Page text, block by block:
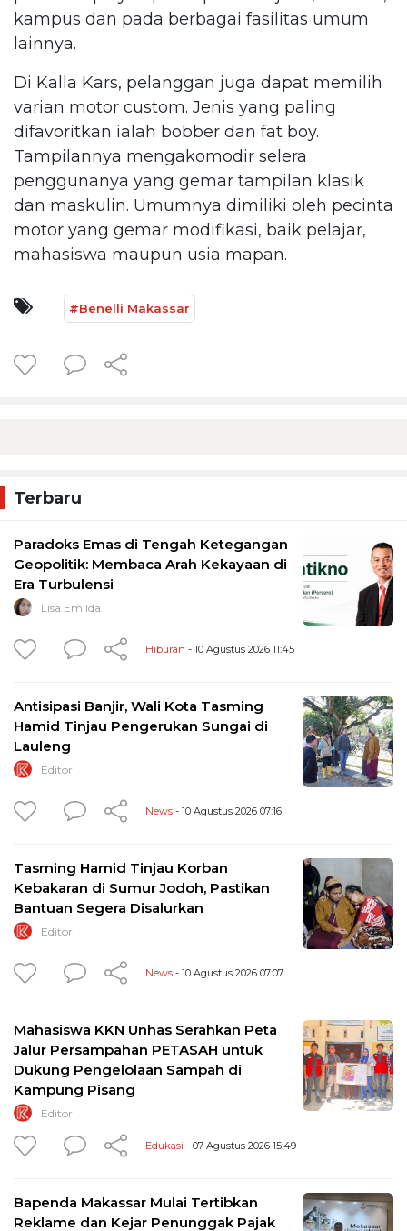
kampus dan pada berbagai fasilitas umum
lainnya.
Di Kalla Kars, pelanggan juga dapat memilih
varian motor custom. Jenis yang paling
difavoritkan ialah bobber dan fat boy.
Tampilannya mengakomodir selera
penggunanya yang gemar tampilan klasik
dan maskulin. Umumnya dimiliki oleh pecinta
motor yang gemar modifikasi, baik pelajar,
mahasiswa maupun usia mapan.
#Benelli Makassar
Terbaru
Paradoks Emas di Tengah Ketegangan
Geopolitik: Membaca Arah Kekayaan di
Era Turbulensi
Lisa Emilda
Hiburan - 10 Agustus 2026 11:45
Antisipasi Banjir, Wali Kota Tasming
Hamid Tinjau Pengerukan Sungai di
Lauleng
Editor
News - 10 Agustus 2026 07:16
Tasming Hamid Tinjau Korban
Kebakaran di Sumur Jodoh, Pastikan
Bantuan Segera Disalurkan
Editor
News - 10 Agustus 2026 07:07
Mahasiswa KKN Unhas Serahkan Peta
Jalur Persampahan PETASAH untuk
Dukung Pengelolaan Sampah di
Kampung Pisang
Editor
Edukasi - 07 Agustus 2026 15:49
Bapenda Makassar Mulai Tertibkan
Reklame dan Kejar Penunggak Pajak